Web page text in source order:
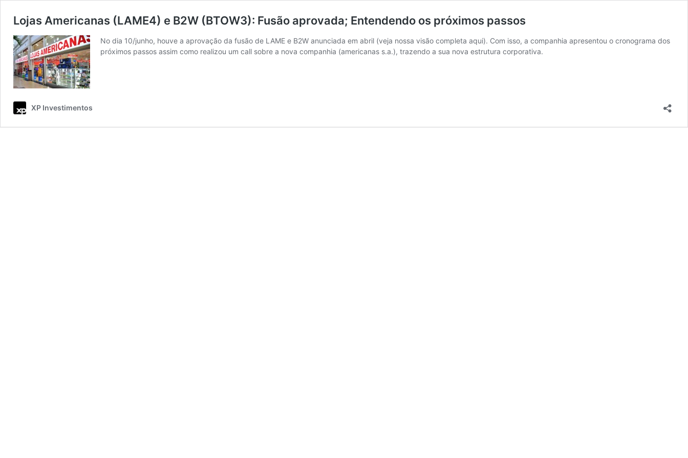
Lojas Americanas (LAME4) e B2W (BTOW3): Fusão aprovada; Entendendo os próximos passos
No dia 10/junho, houve a aprovação da fusão de LAME e B2W anunciada em abril (veja nossa visão completa aqui). Com isso, a companhia apresentou o cronograma dos
próximos passos assim como realizou um call sobre a nova companhia (americanas s.a.), trazendo a sua nova estrutura corporativa.
XP Investimentos